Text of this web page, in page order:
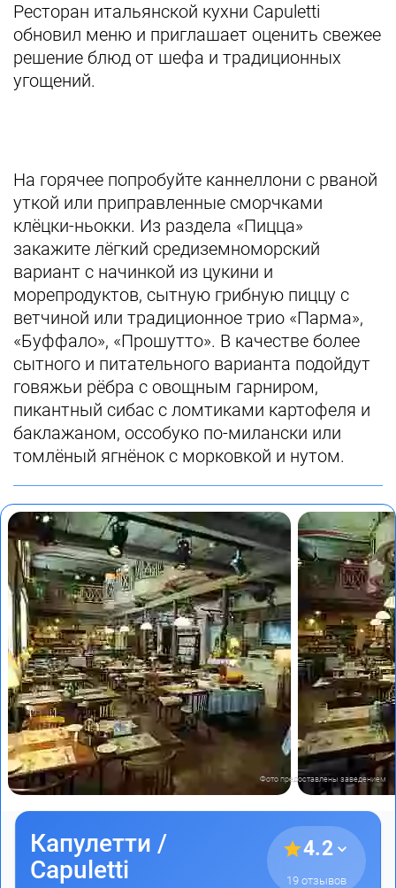
Ресторан итальянской кухни Capuletti
обновил меню и приглашает оценить свежее
решение блюд от шефа и традиционных
угощений.
На горячее попробуйте каннеллони с рваной
уткой или приправленные сморчками
клёцки-ньокки. Из раздела «Пицца»
закажите лёгкий средиземноморский
вариант с начинкой из цукини и
морепродуктов, сытную грибную пиццу с
ветчиной или традиционное трио «Парма»,
«Буффало», «Прошутто». В качестве более
сытного и питательного варианта подойдут
говяжьи рёбра с овощным гарниром,
пикантный сибас с ломтиками картофеля и
баклажаном, оссобуко по-милански или
томлёный ягнёнок с морковкой и нутом.
Фото предоставлены заведением
Капулетти /
Capuletti
4.2
19 отзывов